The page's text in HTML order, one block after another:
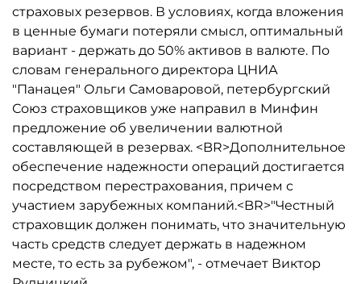
страховых резервов. В условиях, когда вложения
в ценные бумаги потеряли смысл, оптимальный
вариант - держать до 50% активов в валюте. По
словам генерального директора ЦНИА
"Панацея" Ольги Самоваровой, петербургский
Союз страховщиков уже направил в Минфин
предложение об увеличении валютной
составляющей в резервах. <BR>Дополнительное
обеспечение надежности операций достигается
посредством перестрахования, причем с
участием зарубежных компаний.<BR>"Честный
страховщик должен понимать, что значительную
часть средств следует держать в надежном
месте, то есть за рубежом", - отмечает Виктор